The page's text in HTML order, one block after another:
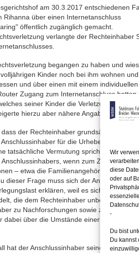
Wir
diese
oder auf
-
Du bist
Du
am 30.3.2017 entschiedenen
Rihanna über einen Internetanschluss
öffentlich zugänglich gemacht.
verlangte der Rechteinhaber
begangen zu haben und
Kinder noch bei ihm wohnen
und über einen mit einem
Zugang zum Internetanschluss
seiner Kinder die Verletzungshandlung
hierzu aber nähere Angaben.
der Rechteinhaber grundsätzlich die
für die
tatsächliche Vermutung spricht jedoch für
wenn zum Zeitpunkt
– etwa die Familienangehörigen –
dieser Frage muss sich der
erklären, weil es sich um
die dem Rechteinhaber unbekannt
zu Nachforschungen sowie zur Mitteilung
dabei über die Umstände einer eventuellen
hat der Anschlussinhaber seiner